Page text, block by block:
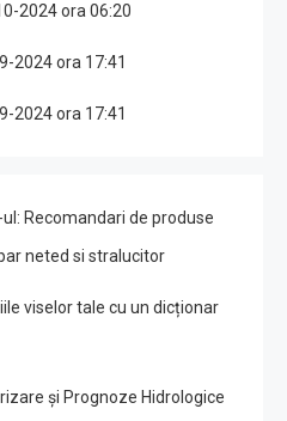
2024 ora 06:20
2024 ora 17:41
2024 ora 17:41
Recomandari de produse
neted si stralucitor
viselor tale cu un dicționar
și Prognoze Hidrologice